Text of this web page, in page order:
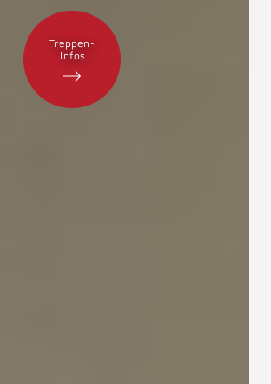
Treppen-
Infos